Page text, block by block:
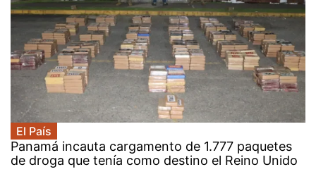
El País
Panamá incauta cargamento de 1.777 paquetes
de droga que tenía como destino el Reino Unido